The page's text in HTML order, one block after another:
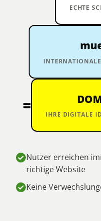
ECHTE
=
IHRE DIGITALE
Nutzer erreichen
richtige Website
Keine